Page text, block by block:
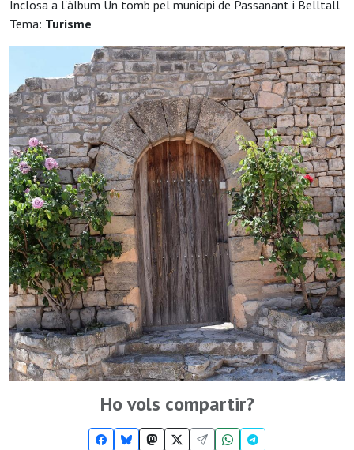
Inclosa a l'àlbum Un tomb pel municipi de Passanant i Belltall
Tema: Turisme
Ho vols compartir?